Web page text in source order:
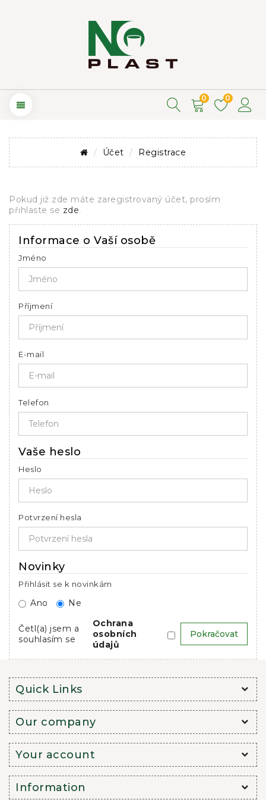
0 0
Účet Registrace
Pokud již zde máte zaregistrovaný účet, prosím
přihlaste se zde.
Informace o Vaší osobě
Jméno
Příjmení
E-mail
Telefon
Vaše heslo
Heslo
Potvrzení hesla
Novinky
Přihlásit se k novinkám
Ano Ne
Četl(a) jsem a
souhlasím se
Ochrana
osobních
údajů
Quick Links
Our company
Your account
Information